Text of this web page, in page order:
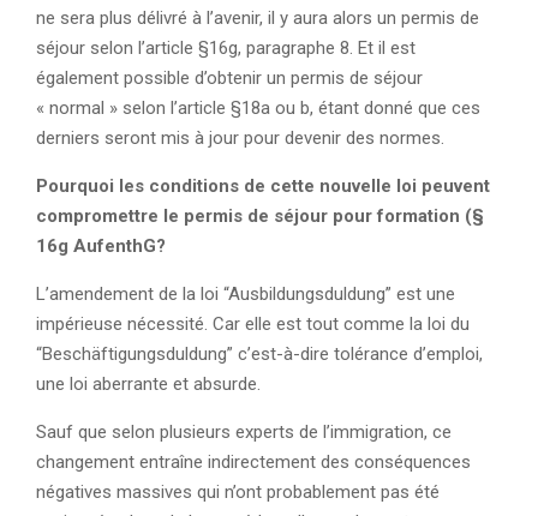
ne sera plus délivré à l’avenir, il y aura alors un permis de
séjour selon l’article §16g, paragraphe 8. Et il est
également possible d’obtenir un permis de séjour
« normal » selon l’article §18a ou b, étant donné que ces
derniers seront mis à jour pour devenir des normes.
Pourquoi les conditions de cette nouvelle loi peuvent
compromettre le permis de séjour pour formation (§
16g AufenthG?
L’amendement de la loi “Ausbildungsduldung” est une
impérieuse nécessité. Car elle est tout comme la loi du
“Beschäftigungsduldung” c’est-à-dire tolérance d’emploi,
une loi aberrante et absurde.
Sauf que selon plusieurs experts de l’immigration, ce
changement entraîne indirectement des conséquences
négatives massives qui n’ont probablement pas été